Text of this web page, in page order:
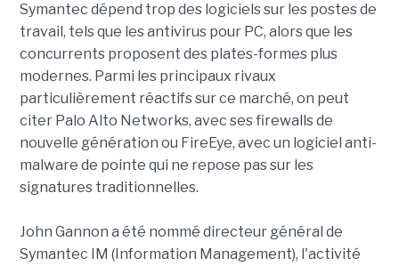
Symantec dépend trop des logiciels sur les postes de
travail, tels que les antivirus pour PC, alors que les
concurrents proposent des plates-formes plus
modernes. Parmi les principaux rivaux
particulièrement réactifs sur ce marché, on peut
citer Palo Alto Networks, avec ses firewalls de
nouvelle génération ou FireEye, avec un logiciel anti-
malware de pointe qui ne repose pas sur les
signatures traditionnelles.
John Gannon a été nommé directeur général de
Symantec IM (Information Management), l'activité